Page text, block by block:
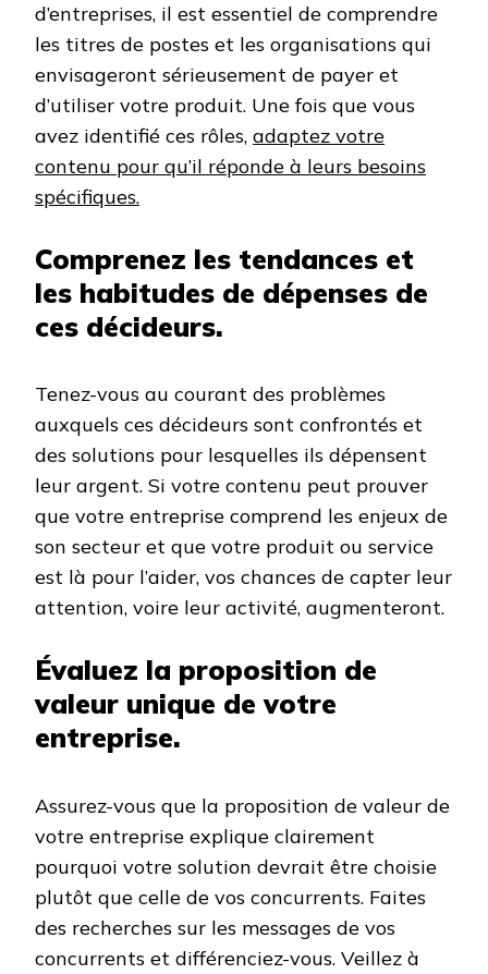
d’entreprises, il est essentiel de comprendre
les titres de postes et les organisations qui
envisageront sérieusement de payer et
d’utiliser votre produit. Une fois que vous
avez identifié ces rôles, adaptez votre
contenu pour qu’il réponde à leurs besoins
spécifiques.
Comprenez les tendances et
les habitudes de dépenses de
ces décideurs.
Tenez-vous au courant des problèmes
auxquels ces décideurs sont confrontés et
des solutions pour lesquelles ils dépensent
leur argent. Si votre contenu peut prouver
que votre entreprise comprend les enjeux de
son secteur et que votre produit ou service
est là pour l’aider, vos chances de capter leur
attention, voire leur activité, augmenteront.
Évaluez la proposition de
valeur unique de votre
entreprise.
Assurez-vous que la proposition de valeur de
votre entreprise explique clairement
pourquoi votre solution devrait être choisie
plutôt que celle de vos concurrents. Faites
des recherches sur les messages de vos
concurrents et différenciez-vous. Veillez à